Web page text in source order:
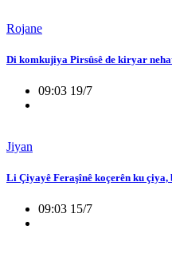
Rojane
Di komkujiya Pirsûsê de kiryar
09:03 19/7
Jiyan
Li Çiyayê Feraşînê koçerên ku çiya,
09:03 15/7